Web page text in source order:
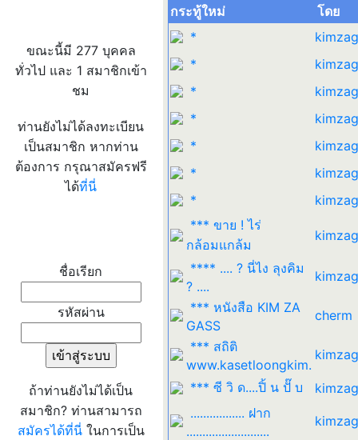
ขณะนี้มี 277 บุคคล
ทั่วไป และ 1 สมาชิกเข้า
ชม
ท่านยังไม่ได้ลงทะเบียน
เป็นสมาชิก หากท่าน
ต้องการ กรุณาสมัครฟรี
ได้ที่นี่
ชื่อเรียก
รหัสผ่าน
ถ้าท่านยังไม่ได้เป็น
สมาชิก? ท่านสามารถ
สมัครได้ที่นี่ในการเป็น
กระทู้ใหม่
โดย
*
*
*
*
*
*
*
*** ขาย ! ไร่
กล้อมแกล้ม
**** .... ? นี่ไง ลุงคิม
? ....
*** หนังสือ KIM ZA
GASS
cherm
*** สถิติ
www.kasetloongkim.
*** ซี วิ ด....ปิ้ น ปั๊ บ
................. ฝาก
..........................